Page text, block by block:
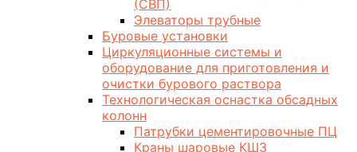
(СВП)
Элеваторы трубные
Буровые установки
Циркуляционные системы и
оборудование для приготовления и
очистки бурового раствора
Технологическая оснастка обсадных
колонн
Патрубки цементировочные ПЦ
Краны шаровые КШЗ